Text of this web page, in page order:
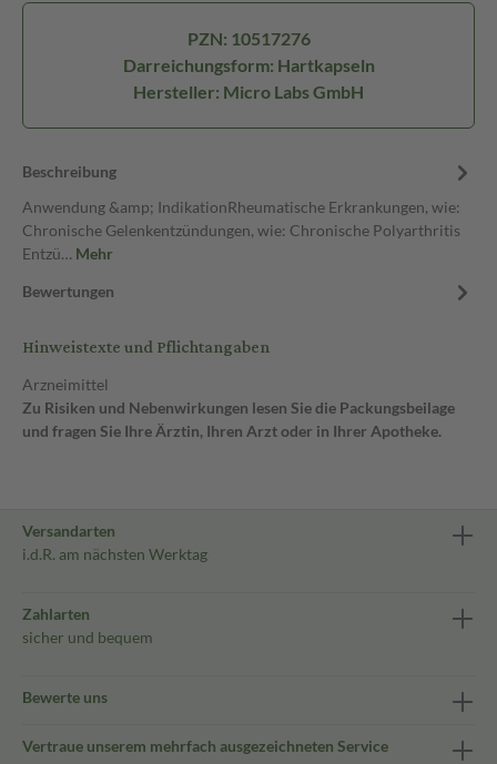
PZN: 10517276
Darreichungsform: Hartkapseln
Hersteller: Micro Labs GmbH
Beschreibung
Anwendung &amp; IndikationRheumatische Erkrankungen, wie:
Chronische Gelenkentzündungen, wie: Chronische Polyarthritis
Entzü… Mehr
Bewertungen
Hinweistexte und Pflichtangaben
Arzneimittel
Zu Risiken und Nebenwirkungen lesen Sie die Packungsbeilage
und fragen Sie Ihre Ärztin, Ihren Arzt oder in Ihrer Apotheke.
Versandarten
i.d.R. am nächsten Werktag
Zahlarten
sicher und bequem
Bewerte uns
Vertraue unserem mehrfach ausgezeichneten Service